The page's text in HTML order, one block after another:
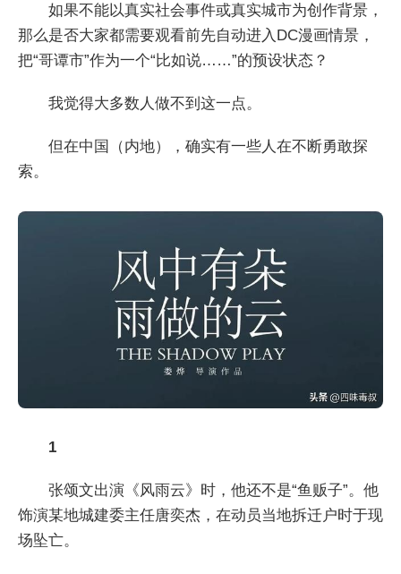
如果不能以真实社会事件或真实城市为创作背景，
那么是否大家都需要观看前先自动进入DC漫画情景，
把“哥谭市”作为一个“比如说……”的预设状态？
我觉得大多数人做不到这一点。
但在中国（内地），确实有一些人在不断勇敢探
索。
1
张颂文出演《风雨云》时，他还不是“鱼贩子”。他
饰演某地城建委主任唐奕杰，在动员当地拆迁户时于现
场坠亡。